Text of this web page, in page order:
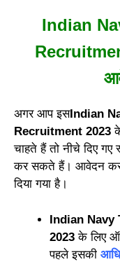
Indian
अगर आप इसIndian
Recruitment 2023
चाहते हैं तो नीचे दिए
कर सकते हैं। आवेदन
दिया गया है।
Indian Navy
2023 के लिए
पहले इसकी